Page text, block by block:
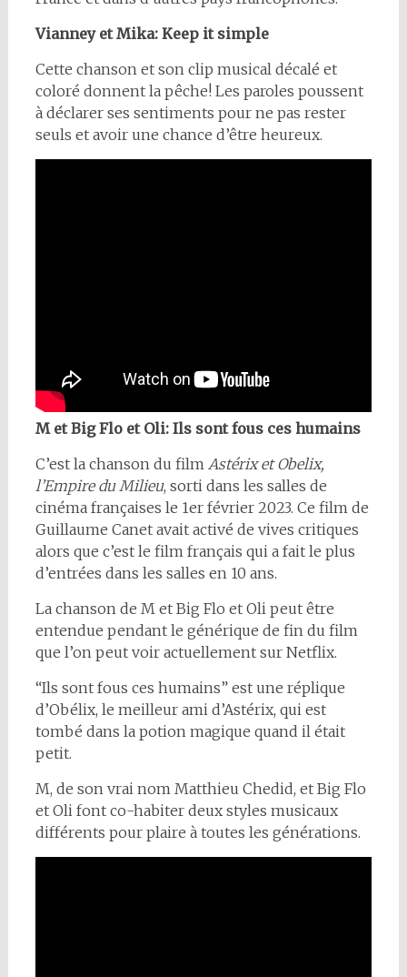
Vianney et Mika: Keep it simple
Cette chanson et son clip musical décalé et
coloré donnent la pêche! Les paroles poussent
à déclarer ses sentiments pour ne pas rester
seuls et avoir une chance d’être heureux.
M et Big Flo et Oli: Ils sont fous ces humains
C’est la chanson du film Astérix et Obelix,
l’Empire du Milieu, sorti dans les salles de
cinéma françaises le 1er février 2023. Ce film de
Guillaume Canet avait activé de vives critiques
alors que c’est le film français qui a fait le plus
d’entrées dans les salles en 10 ans.
La chanson de M et Big Flo et Oli peut être
entendue pendant le générique de fin du film
que l’on peut voir actuellement sur Netflix.
“Ils sont fous ces humains” est une réplique
d’Obélix, le meilleur ami d’Astérix, qui est
tombé dans la potion magique quand il était
petit.
M, de son vrai nom Matthieu Chedid, et Big Flo
et Oli font co-habiter deux styles musicaux
différents pour plaire à toutes les générations.